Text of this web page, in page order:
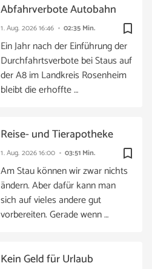
bookmark_border
1. Aug. 202616:46 02:35 Min.
Abfahrverbote Autobahn
Ein Jahr nach der Einführung der
Durchfahrtsverbote bei Staus auf
der A8 im Landkreis Rosenheim
bleibt die erhoffte …
bookmark_border
1. Aug. 202616:00 03:51 Min.
Reise- und Tierapotheke
Am Stau können wir zwar nichts
ändern. Aber dafür kann man
sich auf vieles andere gut
vorbereiten. Gerade wenn …
Kein Geld für Urlaub